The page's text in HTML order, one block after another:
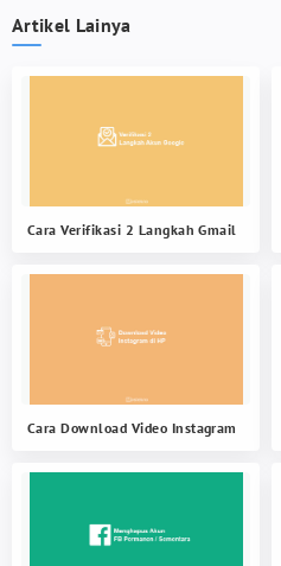
Artikel Lainya
Cara Verifikasi 2 Langkah Gmail
Cara Download Video Instagram